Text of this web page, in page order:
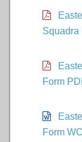
Squadra
Form
Form